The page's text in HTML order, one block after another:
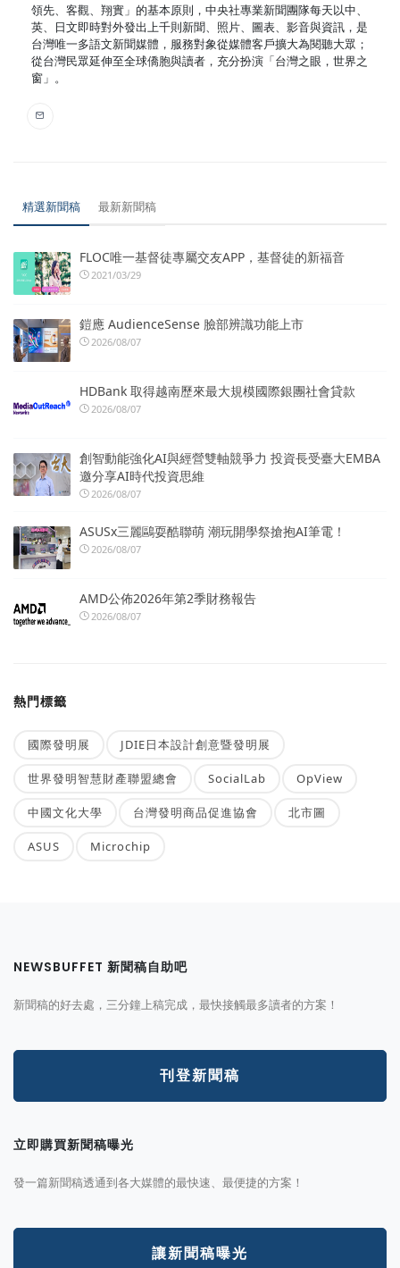
領先、客觀、翔實」的基本原則，中央社專業新聞團隊每天以中、
英、日文即時對外發出上千則新聞、照片、圖表、影音與資訊，是
台灣唯一多語文新聞媒體，服務對象從媒體客戶擴大為閱聽大眾；
從台灣民眾延伸至全球僑胞與讀者，充分扮演「台灣之眼，世界之
窗」。
精選新聞稿 最新新聞稿
FLOC唯一基督徒專屬交友APP，基督徒的新福音
2021/03/29
鎧應 AudienceSense 臉部辨識功能上市
2026/08/07
HDBank 取得越南歷來最大規模國際銀團社會貸款
2026/08/07
創智動能強化AI與經營雙軸競爭力 投資長受臺大EMBA
邀分享AI時代投資思維
2026/08/07
ASUSx三麗鷗耍酷聯萌 潮玩開學祭搶抱AI筆電！
2026/08/07
AMD公佈2026年第2季財務報告
2026/08/07
熱門標籤
國際發明展 JDIE日本設計創意暨發明展
世界發明智慧財產聯盟總會 SocialLab OpView
中國文化大學 台灣發明商品促進協會 北市圖
ASUS Microchip
NEWSBUFFET 新聞稿自助吧
新聞稿的好去處，三分鐘上稿完成，最快接觸最多讀者的方案！
刊登新聞稿
立即購買新聞稿曝光
發一篇新聞稿透通到各大媒體的最快速、最便捷的方案！
讓新聞稿曝光